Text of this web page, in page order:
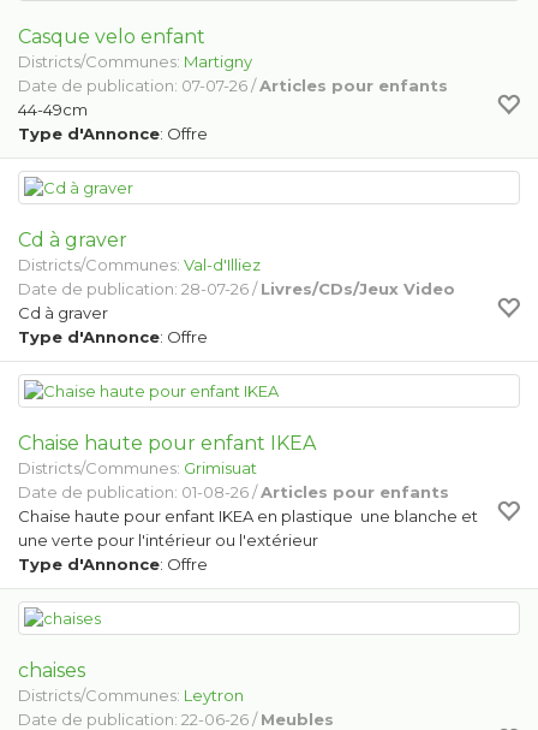
Casque velo enfant
Districts/Communes: Martigny
Date de publication: 07-07-26 /Articles pour enfants
44-49cm
Type d'Annonce: Offre
Cd à graver
Districts/Communes: Val-d'Illiez
Date de publication: 28-07-26 /Livres/CDs/Jeux Video
Cd à graver
Type d'Annonce: Offre
Chaise haute pour enfant IKEA
Districts/Communes: Grimisuat
Date de publication: 01-08-26 /Articles pour enfants
Chaise haute pour enfant IKEA en plastique une blanche et
une verte pour l'intérieur ou l'extérieur
Type d'Annonce: Offre
chaises
Districts/Communes: Leytron
Date de publication: 22-06-26 /Meubles